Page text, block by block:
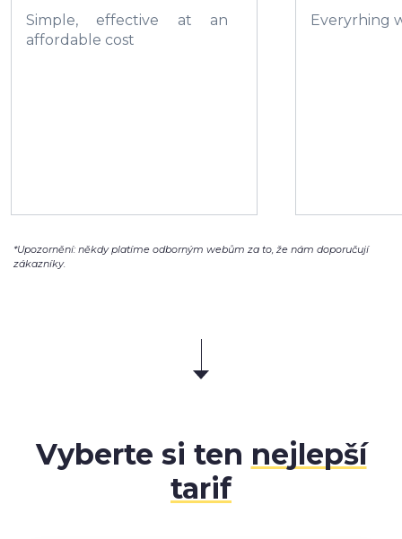
Simple, effective at an
affordable cost
Everyrhing
*Upozornění: někdy platíme odborným webům za to, že nám doporučují
zákazníky.
Vyberte si ten nejlepší
tarif